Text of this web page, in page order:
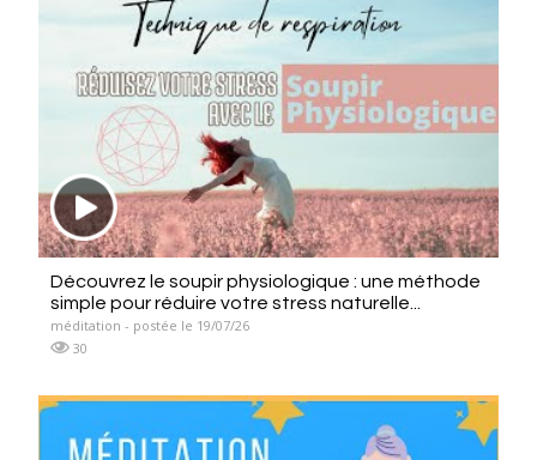
Découvrez le soupir physiologique : une méthode
simple pour réduire votre stress naturelle...
méditation - postée le 19/07/26
30